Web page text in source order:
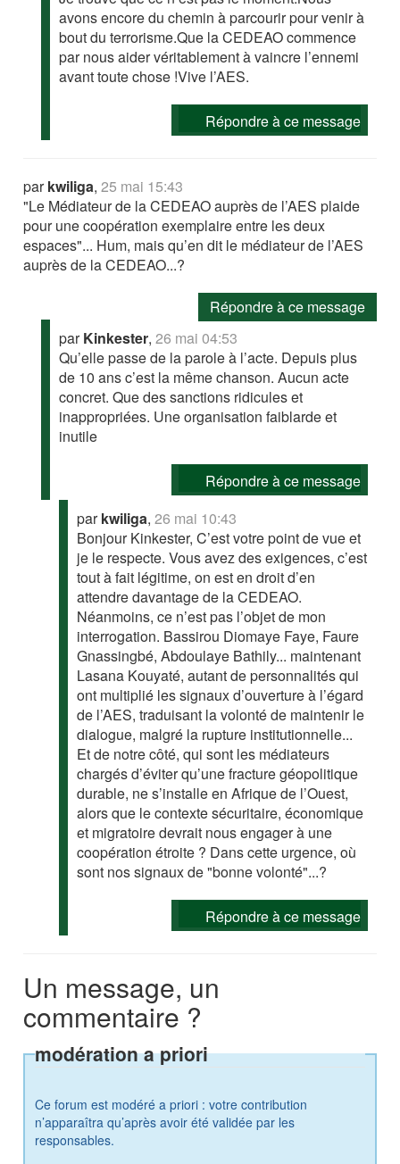
avons encore du chemin à parcourir pour venir à
bout du terrorisme.Que la CEDEAO commence
par nous aider véritablement à vaincre l’ennemi
avant toute chose !Vive l’AES.
Répondre à ce message
parkwiliga,25 mai 15:43
"Le Médiateur de la CEDEAO auprès de l’AES plaide
pour une coopération exemplaire entre les deux
espaces"... Hum, mais qu’en dit le médiateur de l’AES
auprès de la CEDEAO...?
Répondre à ce message
parKinkester,26 mai 04:53
Qu’elle passe de la parole à l’acte. Depuis plus
de 10 ans c’est la même chanson. Aucun acte
concret. Que des sanctions ridicules et
inappropriées. Une organisation faiblarde et
inutile
Répondre à ce message
parkwiliga,26 mai 10:43
Bonjour Kinkester, C’est votre point de vue et
je le respecte. Vous avez des exigences, c’est
tout à fait légitime, on est en droit d’en
attendre davantage de la CEDEAO.
Néanmoins, ce n’est pas l’objet de mon
interrogation. Bassirou Diomaye Faye, Faure
Gnassingbé, Abdoulaye Bathily... maintenant
Lasana Kouyaté, autant de personnalités qui
ont multiplié les signaux d’ouverture à l’égard
de l’AES, traduisant la volonté de maintenir le
dialogue, malgré la rupture institutionnelle...
Et de notre côté, qui sont les médiateurs
chargés d’éviter qu’une fracture géopolitique
durable, ne s’installe en Afrique de l’Ouest,
alors que le contexte sécuritaire, économique
et migratoire devrait nous engager à une
coopération étroite ? Dans cette urgence, où
sont nos signaux de "bonne volonté"...?
Répondre à ce message
Un message, un
commentaire ?
modération a priori
Ce forum est modéré a priori : votre contribution
n’apparaîtra qu’après avoir été validée par les
responsables.